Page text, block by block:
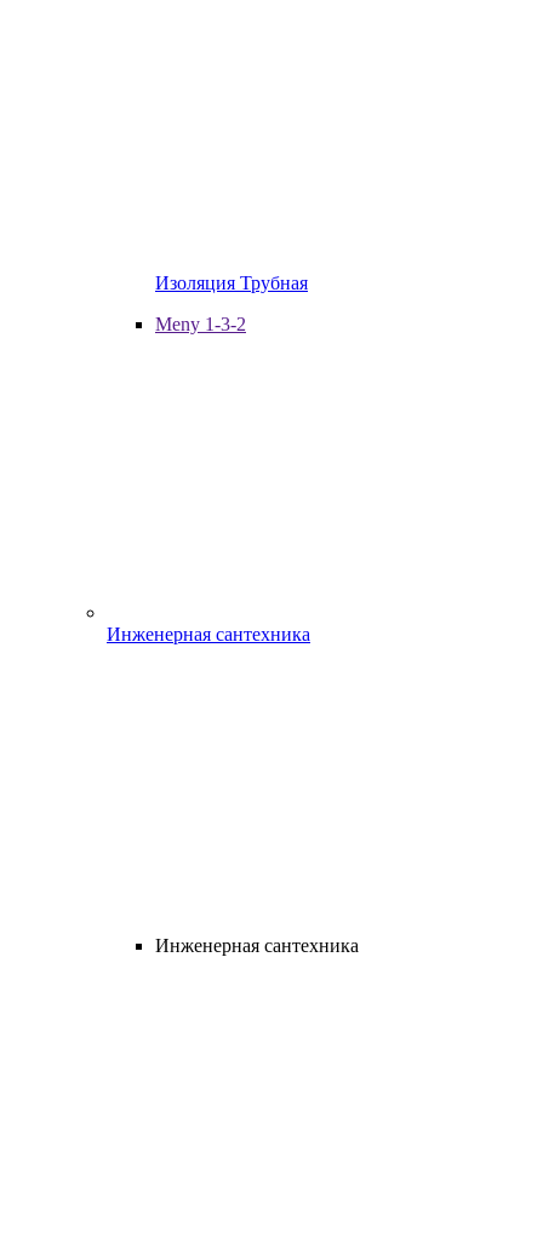
Изоляция Трубная
Meny 1-3-2
Инженерная сантехника
Инженерная сантехника